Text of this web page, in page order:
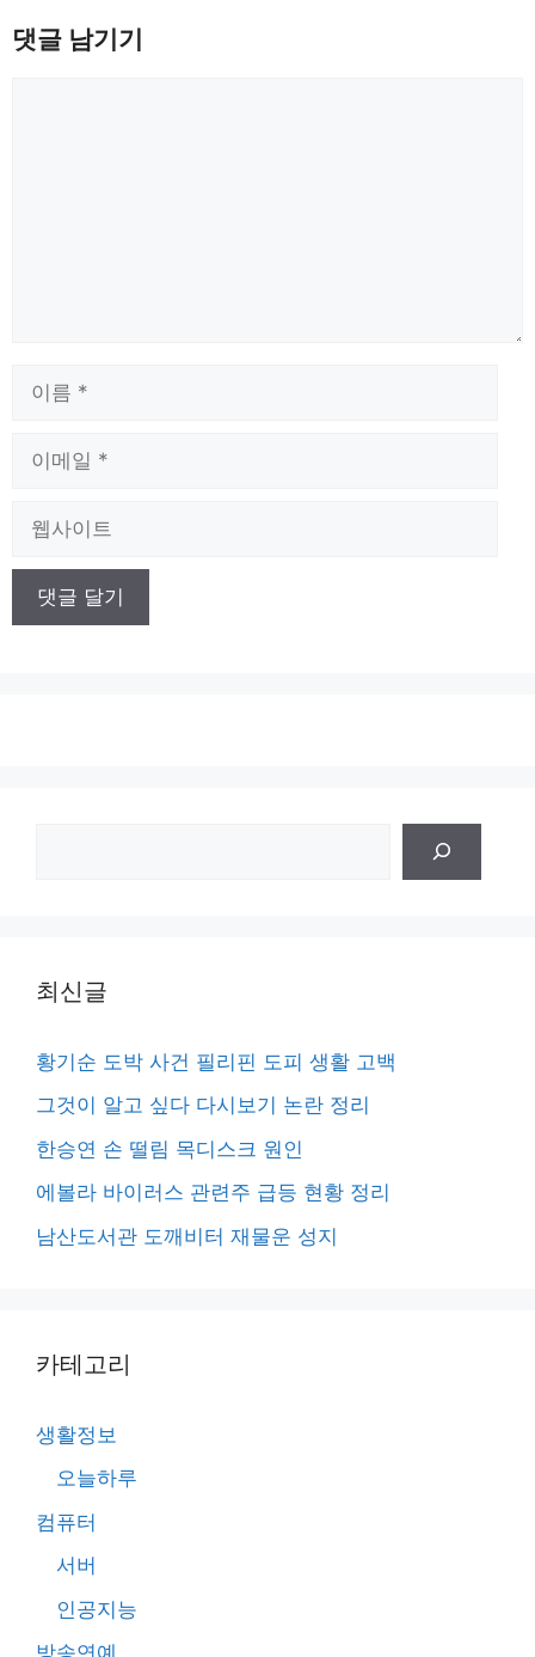
댓글 남기기
최신글
황기순 도박 사건 필리핀 도피 생활 고백
그것이 알고 싶다 다시보기 논란 정리
한승연 손 떨림 목디스크 원인
에볼라 바이러스 관련주 급등 현황 정리
남산도서관 도깨비터 재물운 성지
카테고리
생활정보
오늘하루
컴퓨터
서버
인공지능